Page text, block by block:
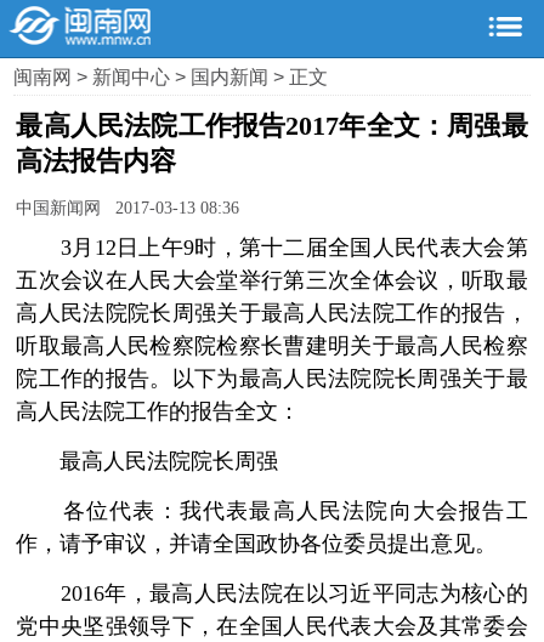
闽南网> 新闻中心> 国内新闻> 正文
最高人民法院工作报告2017年全文：周强最
高法报告内容
中国新闻网 2017-03-13 08:36
3月12日上午9时，第十二届全国人民代表大会第
五次会议在人民大会堂举行第三次全体会议，听取最
高人民法院院长周强关于最高人民法院工作的报告，
听取最高人民检察院检察长曹建明关于最高人民检察
院工作的报告。以下为最高人民法院院长周强关于最
高人民法院工作的报告全文：
最高人民法院院长周强
各位代表：我代表最高人民法院向大会报告工
作，请予审议，并请全国政协各位委员提出意见。
2016年，最高人民法院在以习近平同志为核心的
党中央坚强领导下，在全国人民代表大会及其常委会